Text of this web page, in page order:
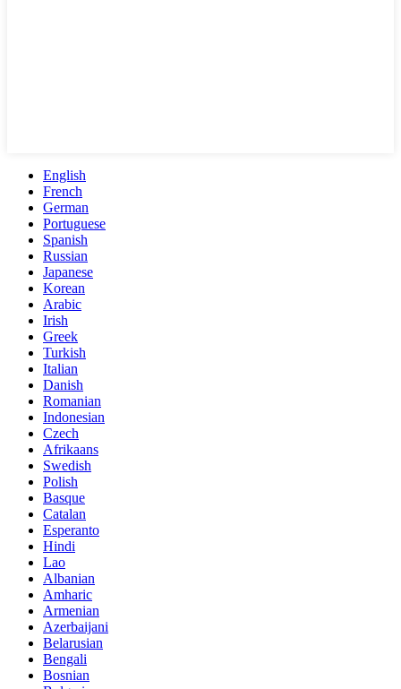
English
French
German
Portuguese
Spanish
Russian
Japanese
Korean
Arabic
Irish
Greek
Turkish
Italian
Danish
Romanian
Indonesian
Czech
Afrikaans
Swedish
Polish
Basque
Catalan
Esperanto
Hindi
Lao
Albanian
Amharic
Armenian
Azerbaijani
Belarusian
Bengali
Bosnian